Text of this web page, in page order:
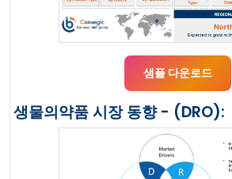
샘플 다운로드
생물의약품 시장 동향 - (DRO):